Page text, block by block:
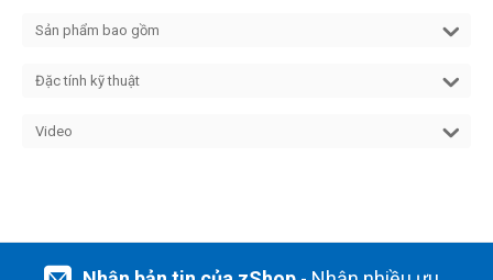
Sản phẩm bao gồm
Đặc tính kỹ thuật
Video